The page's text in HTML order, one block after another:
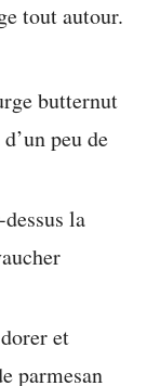
tout autour.
butternut
peu de
la
et
parmesan